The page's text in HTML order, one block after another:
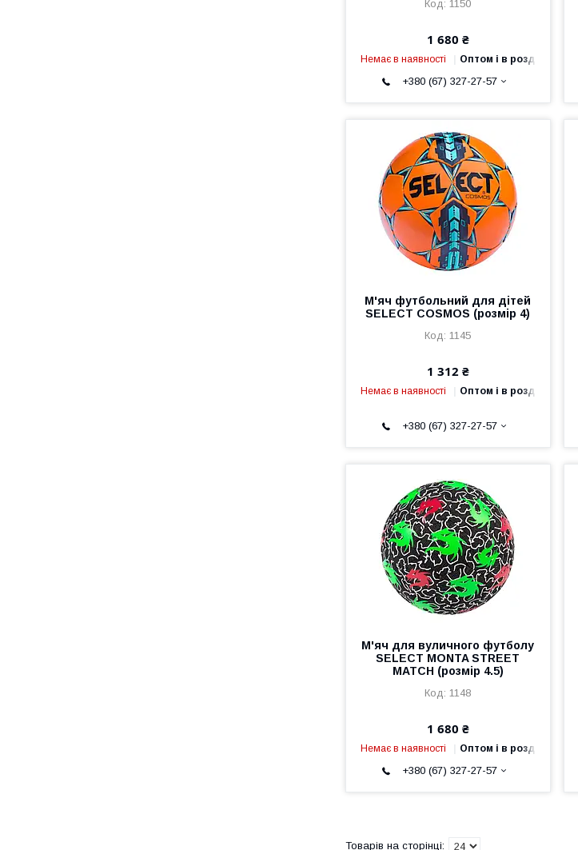
1150
1 680 ₴
Немає в наявності Оптом і в роздріб
+380 (67) 327-27-57
М'яч футбольний для дітей
SELECT COSMOS (розмір 4)
1145
1 312 ₴
Немає в наявності Оптом і в роздріб
+380 (67) 327-27-57
М'яч для вуличного футболу
SELECT MONTA STREET
MATCH (розмір 4.5)
1148
1 680 ₴
Немає в наявності Оптом і в роздріб
+380 (67) 327-27-57